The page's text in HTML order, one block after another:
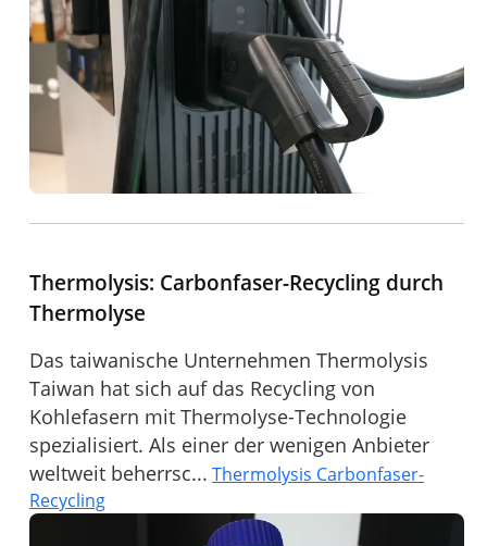
Thermolysis: Carbonfaser-Recycling durch
Thermolyse
Das taiwanische Unternehmen Thermolysis
Taiwan hat sich auf das Recycling von
Kohlefasern mit Thermolyse-Technologie
spezialisiert. Als einer der wenigen Anbieter
weltweit beherrsc... Thermolysis Carbonfaser-
Recycling